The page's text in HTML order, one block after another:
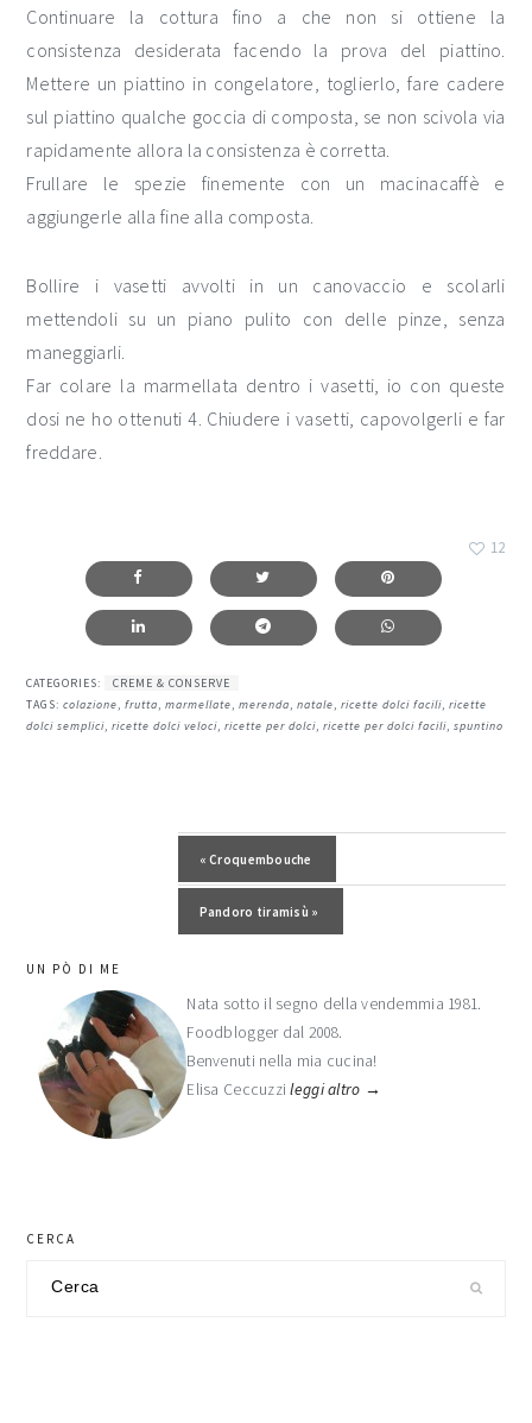
Continuare la cottura fino a che non si ottiene la
consistenza desiderata facendo la prova del piattino.
Mettere un piattino in congelatore, toglierlo, fare cadere
sul piattino qualche goccia di composta, se non scivola via
rapidamente allora la consistenza è corretta.
Frullare le spezie finemente con un macinacaffè e
aggiungerle alla fine alla composta.
Bollire i vasetti avvolti in un canovaccio e scolarli
mettendoli su un piano pulito con delle pinze, senza
maneggiarli.
Far colare la marmellata dentro i vasetti, io con queste
dosi ne ho ottenuti 4. Chiudere i vasetti, capovolgerli e far
freddare.
12
CATEGORIES:
CREME & CONSERVE
TAGS:colazione,frutta,marmellate,merenda,natale,ricette dolci facili,ricette
dolci semplici,ricette dolci veloci,ricette per dolci,ricette per dolci facili,spuntino
Post precedente:
« Croquembouche
Post successivo:
Pandoro tiramisù »
barra
laterale
primaria
UN PÒ DI ME
Nata sotto il segno della vendemmia 1981.
Foodblogger dal 2008.
Benvenuti nella mia cucina!
Elisa Ceccuzzileggi altro →
CERCA